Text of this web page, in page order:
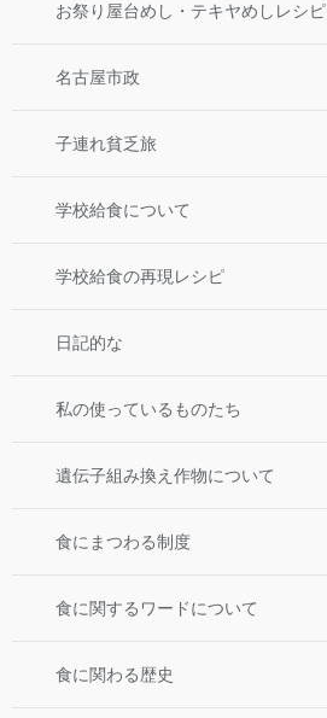
お祭り屋台めし・テキヤめしレシピ
名古屋市政
子連れ貧乏旅
学校給食について
学校給食の再現レシピ
日記的な
私の使っているものたち
遺伝子組み換え作物について
食にまつわる制度
食に関するワードについて
食に関わる歴史